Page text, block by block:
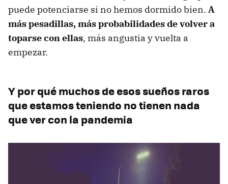
puede potenciarse si no hemos dormido bien. A
más pesadillas, más probabilidades de volver a
toparse con ellas, más angustia y vuelta a
empezar.
Y por qué muchos de esos sueños raros
que estamos teniendo no tienen nada
que ver con la pandemia